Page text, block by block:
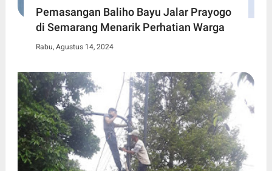
Pemasangan Baliho Bayu Jalar Prayogo
di Semarang Menarik Perhatian Warga
Rabu, Agustus 14, 2024